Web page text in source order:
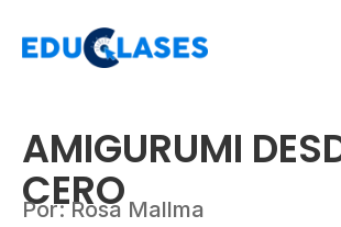
contenido
AMIGURUMI
CERO
Por: Rosa Mallma